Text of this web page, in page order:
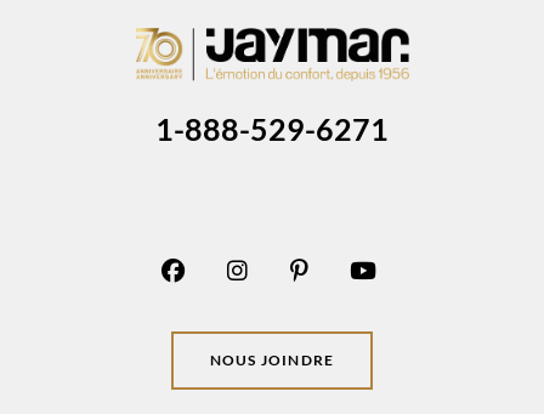
1-888-529-6271
NOUS JOINDRE